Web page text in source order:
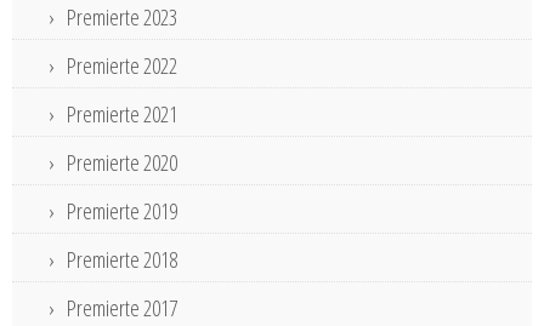
Premierte 2023
Premierte 2022
Premierte 2021
Premierte 2020
Premierte 2019
Premierte 2018
Premierte 2017